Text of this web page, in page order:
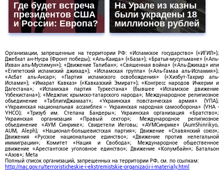
Где будет встреча
президентов США
и России: Европа?
На Урале из казны
были украдены 18
миллионов рублей
Организации, запрещенные на территории РФ: «Исламское государство» («ИГИЛ»);
Джебхат ан-Нусра (Фронт победы); «Аль-Каида» («База»); «Братья-мусульмане» («Аль-
Ихван аль-Муслимун»); «Движение Талибан»; «Священная война» («Аль-Джихад» или
«Египетский исламский джихад»); «Исламская группа» («Аль-Гамаа аль-Исламия»);
«Асбат аль-Ансар»; «Партия исламского освобождения» («Хизбут-Тахрир аль-
Ислами»); «Имарат Кавказ» («Кавказский Эмират»); «Конгресс народов Ичкерии и
Дагестана»; «Исламская партия Туркестана» (бывшее «Исламское движение
Узбекистана»); «Меджлис крымско-татарского народа»; Международное религиозное
объединение «ТаблигиДжамаат»; «Украинская повстанческая армия» (УПА);
«Украинская национальная ассамблея – Украинская народная самооборона» (УНА -
УНСО); «Тризуб им. Степана Бандеры»; Украинская организация «Братство»;
Украинская организация «Правый сектор»; Международное религиозное
объединение «АУМ Синрике»; Свидетели Иеговы; «АУМСинрике» (AumShinrikyo,
AUM, Aleph); «Национал-большевистская партия»; Движение «Славянский союз»;
Движения «Русское национальное единство»; «Движение против нелегальной
иммиграции»; Комитет «Нация и Свобода»; Международное общественное
движение «Арестантское уголовное единство»; Движение «Колумбайн»; Батальон
«Азов»; Meta
Полный список организаций, запрещенных на территории РФ, см. по ссылкам:
http://nac.gov.ru/terroristicheskie-i-ekstremistskie-organizacii-i-materialy.html